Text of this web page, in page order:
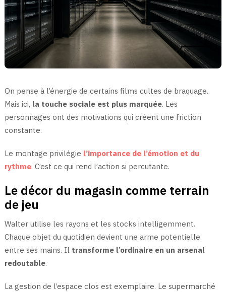
On pense à l’énergie de certains films cultes de braquage.
Mais ici, la touche sociale est plus marquée. Les
personnages ont des motivations qui créent une friction
constante.
Le montage privilégie l’importance de l’émotion et du
rythme. C’est ce qui rend l’action si percutante.
Le décor du magasin comme terrain
de jeu
Walter utilise les rayons et les stocks intelligemment.
Chaque objet du quotidien devient une arme potentielle
entre ses mains. Il transforme l’ordinaire en un arsenal
redoutable.
La gestion de l’espace clos est exemplaire. Le supermarché